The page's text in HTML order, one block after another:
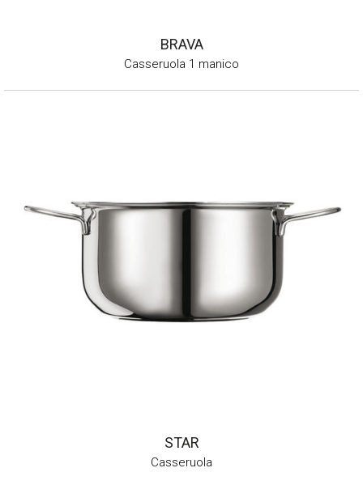
BRAVA
Casseruola 1 manico
STAR
Casseruola